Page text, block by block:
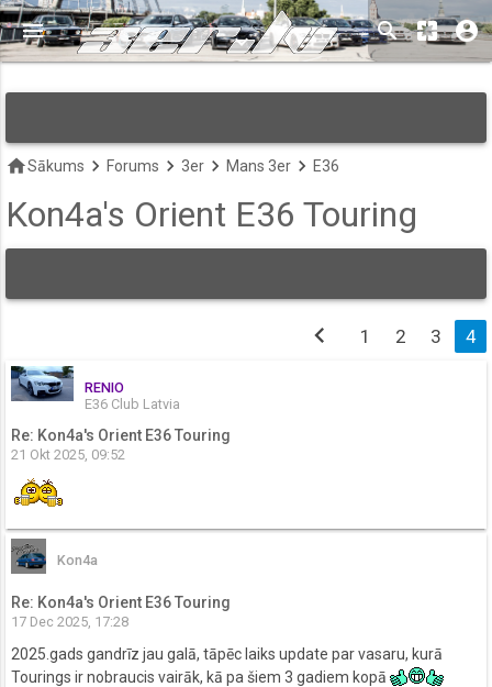
keyboard_arrow_down
menu search pages account_circle
homeSākums keyboard_arrow_right Forums keyboard_arrow_right 3er keyboard_arrow_right Mans 3er keyboard_arrow_right E36
Kon4a's Orient E36 Touring
chevron_left 1 2 3 4
RENIO
E36 Club Latvia
Re: Kon4a's Orient E36 Touring
21 Okt 2025, 09:52
Kon4a
Re: Kon4a's Orient E36 Touring
17 Dec 2025, 17:28
2025.gads gandrīz jau galā, tāpēc laiks update par vasaru, kurā
Tourings ir nobraucis vairāk, kā pa šiem 3 gadiem kopā